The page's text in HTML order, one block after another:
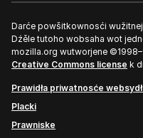
Darće powšitkownosći
Dźěle tutoho wobsaha wot
mozilla.org wutworjene
Creative Commons license k
Prawidła priwatnosće
Placki
Prawniske